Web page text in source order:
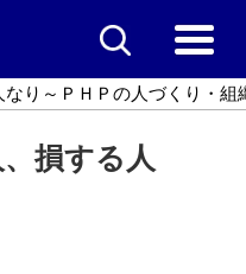
なり～ＰＨＰの人づくり・組
損する人